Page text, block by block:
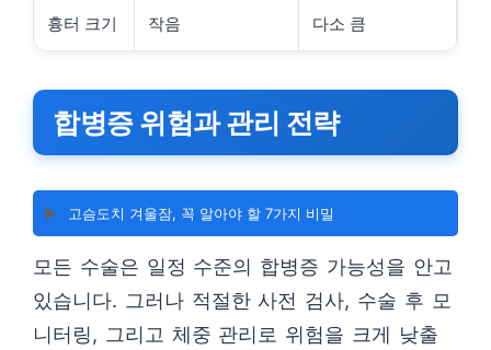
흉터 크기 작음 다소 큼
합병증 위험과 관리 전략
▶️ 고슴도치 겨울잠, 꼭 알아야 할 7가지 비밀
모든 수술은 일정 수준의 합병증 가능성을 안고
있습니다. 그러나 적절한 사전 검사, 수술 후 모
니터링, 그리고 체중 관리로 위험을 크게 낮출